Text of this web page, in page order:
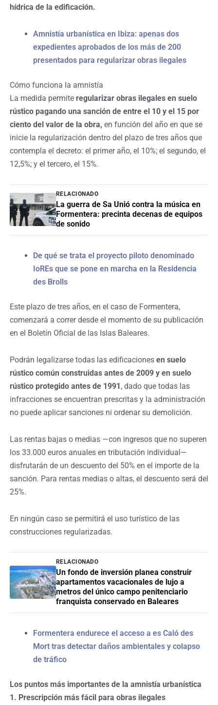
hídrica de la edificación.
Amnistía urbanística en Ibiza: apenas dos
expedientes aprobados de los más de 200
presentados para regularizar obras ilegales
Cómo funciona la amnistía
La medida permite regularizar obras ilegales en suelo
rústico pagando una sanción de entre el 10 y el 15 por
ciento del valor de la obra, en función del año en que se
inicie la regularización dentro del plazo de tres años que
contempla el decreto: el primer año, el 10%; el segundo, el
12,5%; y el tercero, el 15%.
RELACIONADO
La guerra de Sa Unió contra la música en
Formentera: precinta decenas de equipos
de sonido
De qué se trata el proyecto piloto denominado
IoREs que se pone en marcha en la Residencia
des Brolls
Este plazo de tres años, en el caso de Formentera,
comenzará a correr desde el momento de su publicación
en el Boletín Oficial de las Islas Baleares.
Podrán legalizarse todas las edificaciones en suelo
rústico común construidas antes de 2009 y en suelo
rústico protegido antes de 1991, dado que todas las
infracciones se encuentran prescritas y la administración
no puede aplicar sanciones ni ordenar su demolición.
Las rentas bajas o medias —con ingresos que no superen
los 33.000 euros anuales en tributación individual—
disfrutarán de un descuento del 50% en el importe de la
sanción. Para rentas medias o altas, el descuento será del
25%.
En ningún caso se permitirá el uso turístico de las
construcciones regularizadas.
RELACIONADO
Un fondo de inversión planea construir
apartamentos vacacionales de lujo a
metros del único campo penitenciario
franquista conservado en Baleares
Formentera endurece el acceso a es Caló des
Mort tras detectar daños ambientales y colapso
de tráfico
Los puntos más importantes de la amnistía urbanística
1. Prescripción más fácil para obras ilegales